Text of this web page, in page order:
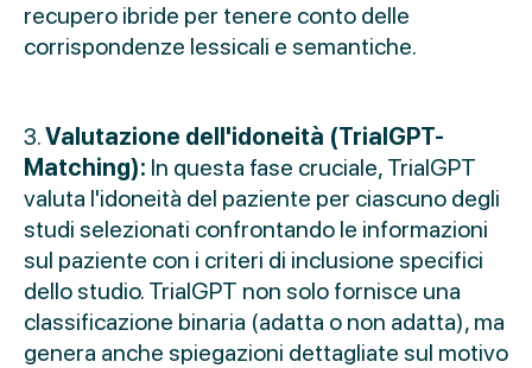
recupero ibride per tenere conto delle
corrispondenze lessicali e semantiche.
3.Valutazione dell'idoneità (TrialGPT-
Matching): In questa fase cruciale, TrialGPT
valuta l'idoneità del paziente per ciascuno degli
studi selezionati confrontando le informazioni
sul paziente con i criteri di inclusione specifici
dello studio. TrialGPT non solo fornisce una
classificazione binaria (adatta o non adatta), ma
genera anche spiegazioni dettagliate sul motivo